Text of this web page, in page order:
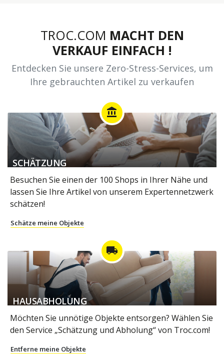
TROC.COM MACHT DEN
VERKAUF EINFACH !
Entdecken Sie unsere Zero-Stress-Services, um
Ihre gebrauchten Artikel zu verkaufen
account_balance
SCHÄTZUNG
Besuchen Sie einen der 100 Shops in Ihrer Nähe und
lassen Sie Ihre Artikel von unserem Expertennetzwerk
schätzen!
Schätze meine Objekte
local_shipping
HAUSABHOLUNG
Möchten Sie unnötige Objekte entsorgen? Wählen Sie
den Service „Schätzung und Abholung“ von Troc.com!
Entferne meine Objekte